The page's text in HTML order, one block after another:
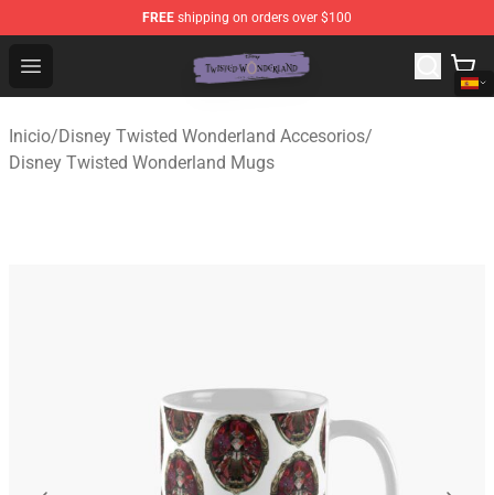
FREE shipping on orders over $100
Open menu
Twisted Wonderland Store - Official Twisted
Inicio/Disney Twisted Wonderland Accesorios/
Disney Twisted Wonderland Mugs